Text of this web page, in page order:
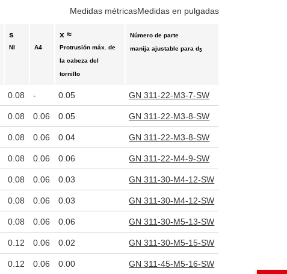
Medidas métricasMedidas en pulgadas
s
NI A4
x ≈
Protrusión máx. de
la cabeza del
tornillo
Número de parte
manija ajustable para d3
0.08 - 0.05 GN 311-22-M3-7-SW
0.08 0.06 0.05 GN 311-22-M3-8-SW
0.08 0.06 0.04 GN 311-22-M3-8-SW
0.08 0.06 0.06 GN 311-22-M4-9-SW
0.08 0.06 0.03 GN 311-30-M4-12-SW
0.08 0.06 0.03 GN 311-30-M4-12-SW
0.08 0.06 0.06 GN 311-30-M5-13-SW
0.12 0.06 0.02 GN 311-30-M5-15-SW
0.12 0.06 0.00 GN 311-45-M5-16-SW